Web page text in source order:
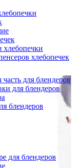
хлебопечек
для блендеров
для блендеров
блендеров
для блендеров